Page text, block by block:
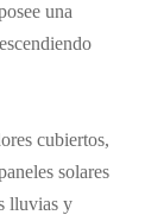
una
cubiertos,
solares
lluvias y